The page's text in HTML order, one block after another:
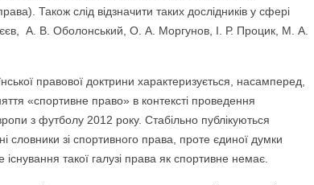
Також слід відзначити таких дослідників у сфері
А. В. Оболонський, О. А. Моргунов, І. Р. Процик, М. А.
правової доктрини характеризується, насамперед,
«спортивне право» в контексті проведення
з футболу 2012 року. Стабільно публікуються
словники зі спортивного права, проте єдиної думки
такої галузі права як спортивне немає.